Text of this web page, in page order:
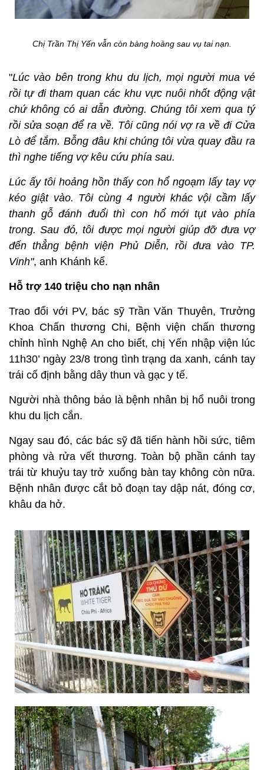
Chị Trần Thị Yến vẫn còn bàng hoàng sau vụ tai nạn.
"Lúc vào bên trong khu du lịch, mọi người mua vé
rồi tự đi tham quan các khu vực nuôi nhốt động vật
chứ không có ai dẫn đường. Chúng tôi xem qua tý
rồi sửa soạn để ra về. Tôi cũng nói vợ ra về đi Cửa
Lò để tắm. Bỗng đâu khi chúng tôi vừa quay đầu ra
thì nghe tiếng vợ kêu cứu phía sau.
Lúc ấy tôi hoảng hồn thấy con hổ ngoạm lấy tay vợ
kéo giật vào. Tôi cùng 4 người khác vội cầm lấy
thanh gỗ đánh đuổi thì con hổ mới tụt vào phía
trong. Sau đó, tôi được mọi người giúp đỡ đưa vợ
đến thẳng bệnh viện Phủ Diễn, rồi đưa vào TP.
Vinh", anh Khánh kể.
Hỗ trợ 140 triệu cho nạn nhân
Trao đổi với PV, bác sỹ Trần Văn Thuyên, Trưởng
Khoa Chấn thương Chi, Bệnh viện chấn thương
chỉnh hình Nghệ An cho biết, chị Yến nhập viện lúc
11h30’ ngày 23/8 trong tình trạng da xanh, cánh tay
trái cố định bằng dây thun và gạc y tế.
Người nhà thông báo là bệnh nhân bị hổ nuôi trong
khu du lịch cắn.
Ngay sau đó, các bác sỹ đã tiến hành hồi sức, tiêm
phòng và rửa vết thương. Toàn bộ phần cánh tay
trái từ khuỷu tay trở xuống bàn tay không còn nữa.
Bệnh nhân được cắt bỏ đoạn tay dập nát, đóng cơ,
khâu da hở.